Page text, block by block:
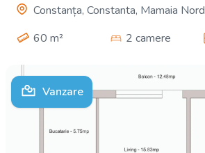
Constanța, Constanta, Mamaia Nord
60 m² 2 camere
Vanzare